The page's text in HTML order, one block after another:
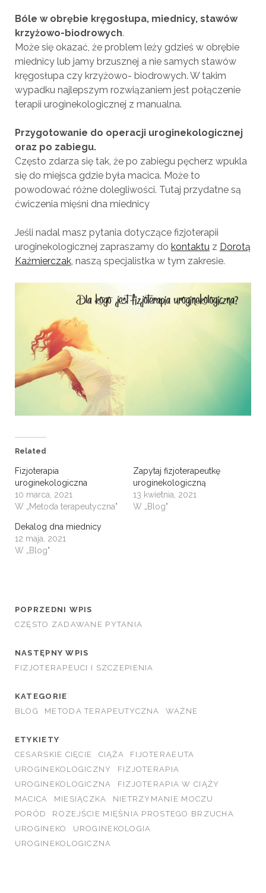
Bóle w obrębie kręgosłupa, miednicy, stawów
krzyżowo-biodrowych.
Może się okazać, że problem leży gdzieś w obrębie
miednicy lub jamy brzusznej a nie samych stawów
kręgosłupa czy krzyżowo- biodrowych. W takim
wypadku najlepszym rozwiązaniem jest połączenie
terapii uroginekologicznej z manualna.
Przygotowanie do operacji uroginekologicznej
oraz po zabiegu.
Często zdarza się tak, że po zabiegu pęcherz wpukla
się do miejsca gdzie była macica. Może to
powodować różne dolegliwości. Tutaj przydatne są
ćwiczenia mięśni dna miednicy
Jeśli nadal masz pytania dotyczące fizjoterapii
uroginekologicznej zapraszamy do kontaktuz Dorotą
Kaźmierczak, naszą specjalistka w tym zakresie.
Related
Fizjoterapia
uroginekologiczna
10 marca, 2021
W „Metoda terapeutyczna"
Zapytaj fizjoterapeutkę
uroginekologiczną
13 kwietnia, 2021
W „Blog"
Dekalog dna miednicy
12 maja, 2021
W „Blog"
POPRZEDNI WPIS
CZĘSTO ZADAWANE PYTANIA
NASTĘPNY WPIS
FIZJOTERAPEUCI I SZCZEPIENIA
KATEGORIE
BLOG
METODA TERAPEUTYCZNA WAŻNE
ETYKIETY
CESARSKIE CIĘCIE
CIĄŻA
FIJOTERAEUTA
UROGINEKOLOGICZNY
FIZJOTERAPIA
UROGINEKOLOGICZNA
FIZJOTERAPIA W CIĄŻY
MACICA
MIESIĄCZKA
NIETRZYMANIE MOCZU
PORÓD
ROZEJŚCIE MIĘŚNIA PROSTEGO BRZUCHA
UROGINEKO
UROGINEKOLOGIA
UROGINEKOLOGICZNA